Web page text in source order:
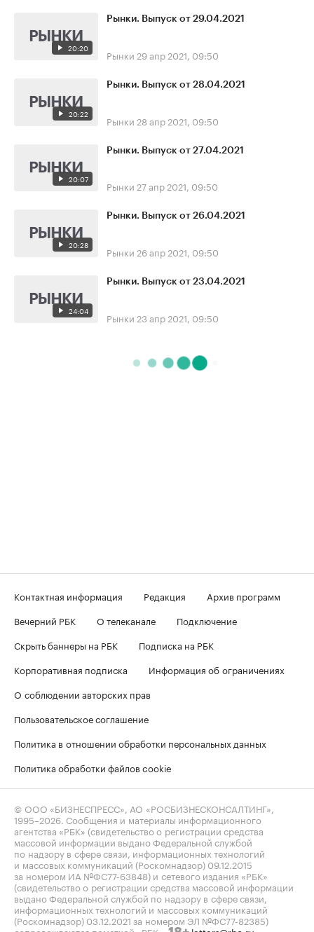
20:20
Рынки. Выпуск от 29.04.2021
Рынки 29 апр 2021, 09:50
20:22
Рынки. Выпуск от 28.04.2021
Рынки 28 апр 2021, 09:50
20:07
Рынки. Выпуск от 27.04.2021
Рынки 27 апр 2021, 09:50
20:28
Рынки. Выпуск от 26.04.2021
Рынки 26 апр 2021, 09:50
24:04
Рынки. Выпуск от 23.04.2021
Рынки 23 апр 2021, 09:50
Контактная информация Редакция
Архив программ
Вечерний РБК
О телеканале
Подключение
Скрыть баннеры на РБК
Подписка на РБК
Корпоративная подписка
Информация об ограничениях
О соблюдении авторских прав
Пользовательское соглашение
Политика в отношении обработки персональных данных
Политика обработки файлов cookie
© ООО «БИЗНЕСПРЕСС», АО «РОСБИЗНЕСКОНСАЛТИНГ»,
1995–2026 . Сообщения и материалы информационного
агентства «РБК» (свидетельство о регистрации средства
массовой информации выдано Федеральной службой
по надзору в сфере связи, информационных технологий
и массовых коммуникаций (Роскомнадзор) 09.12.2015
за номером ИА №ФС77-63848) и сетевого издания «РБК»
(свидетельство о регистрации средства массовой информации
выдано Федеральной службой по надзору в сфере связи,
информационных технологий и массовых коммуникаций
(Роскомнадзор) 03.12.2021 за номером ЭЛ №ФС77-82385)